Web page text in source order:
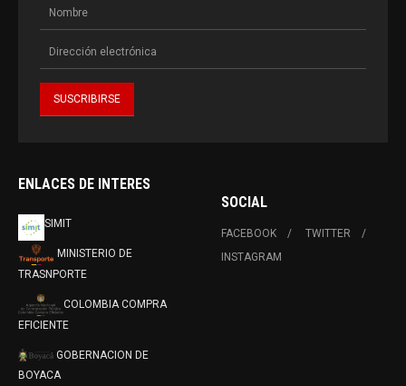
ENLACES DE INTERES
SIMIT
MINISTERIO DE
TRASNPORTE
COLOMBIA COMPRA
EFICIENTE
GOBERNACION DE
BOYACA
SOCIAL
FACEBOOK
TWITTER
INSTAGRAM